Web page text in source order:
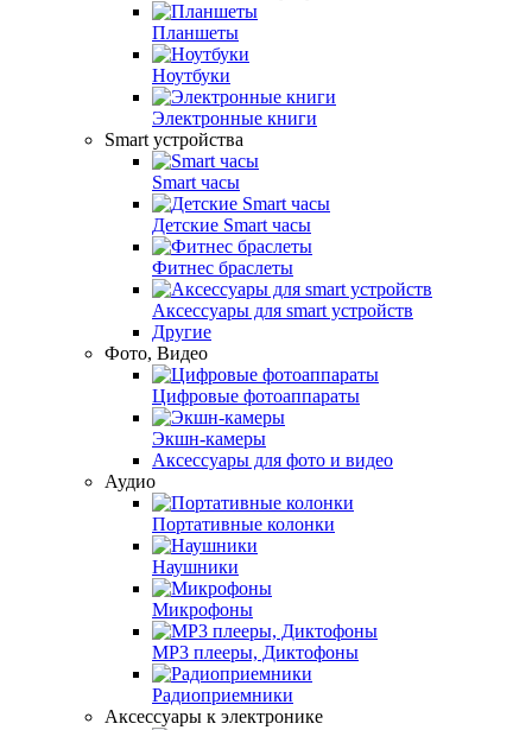
Планшеты
Ноутбуки
Электронные книги
Smart устройства
Smart часы
Детские Smart часы
Фитнес браслеты
Аксессуары для smart устройств
Другие
Фото, Видео
Цифровые фотоаппараты
Экшн-камеры
Аксесcуары для фото и видео
Аудио
Портативные колонки
Наушники
Микрофоны
MP3 плееры, Диктофоны
Радиоприемники
Аксессуары к электронике